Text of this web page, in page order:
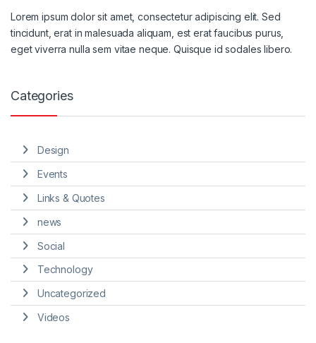
Lorem ipsum dolor sit amet, consectetur adipiscing elit. Sed
tincidunt, erat in malesuada aliquam, est erat faucibus purus,
eget viverra nulla sem vitae neque. Quisque id sodales libero.
Categories
Design
Events
Links & Quotes
news
Social
Technology
Uncategorized
Videos